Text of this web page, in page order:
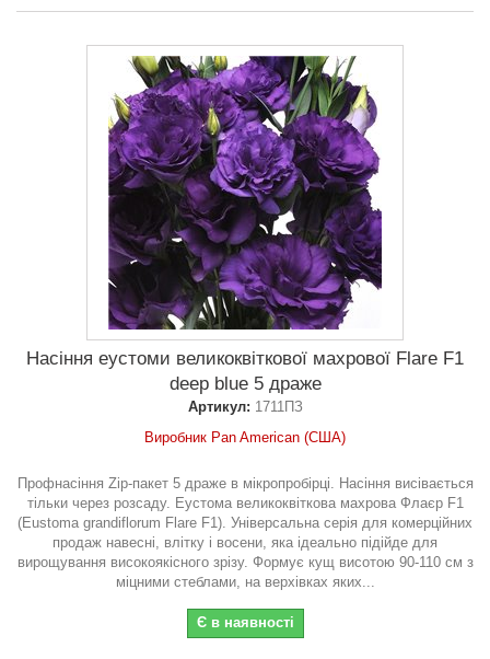
Насіння еустоми великоквіткової махрової Flare F1
deep blue 5 драже
Артикул: 1711ПЗ
Виробник Pan American (США)
Профнасіння Zip-пакет 5 драже в мікропробірці. Насіння висівається
тільки через розсаду. Еустома великоквіткова махрова Флаєр F1
(Eustoma grandiflorum Flare F1). Універсальна серія для комерційних
продаж навесні, влітку і восени, яка ідеально підійде для
вирощування високоякісного зрізу. Формує кущ висотою 90-110 см з
міцними стеблами, на верхівках яких...
Є в наявності